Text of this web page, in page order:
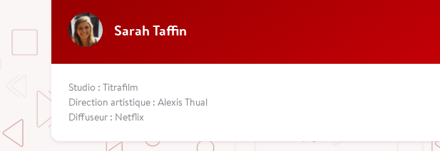
Sarah Taffin
Studio : Titrafilm
Direction artistique : Alexis Thual
Diffuseur : Netflix